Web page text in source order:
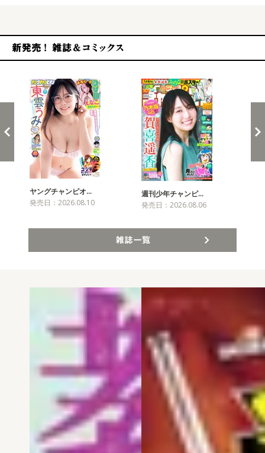
ヤングチャンピオ…
発売日：2026.08.10
週刊少年チャンピ…
発売日：2026.08.06